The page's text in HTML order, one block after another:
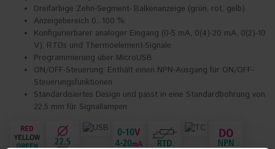
Dreifarbige Zehn-Segment- Balkenanzeige (grün, rot, gelb)
Anzeigebereich 0...100 %
Konfigurierbarer analoger Eingang (0-5 mA, 0(4)-20 mA, 0(2)-10
V), RTDs und Thermoelement-Signale
Programmierung über MicroUSB
ON/OFF-Steuerung: Enthält einen NPN-Ausgang für ON/OFF-
Steuerungsfunktionen
Standardisiertes Design und passt in eine Standardbohrung von
22,5 mm für Signallampen